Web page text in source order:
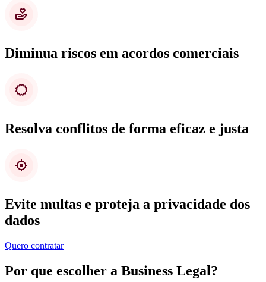
Diminua riscos em acordos comerciais
Resolva conflitos de forma eficaz e justa
Evite multas e proteja a privacidade dos
dados
Quero contratar
Por que escolher a Business Legal?